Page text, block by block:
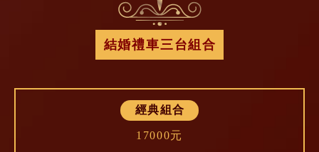
結婚禮車三台組合
經典組合
17000元